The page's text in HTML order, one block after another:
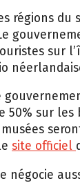
régions du
sur
50% sur les
site officiel
négocie